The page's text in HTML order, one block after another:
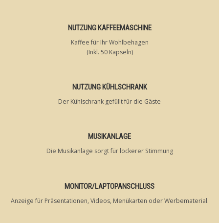
NUTZUNG KAFFEEMASCHINE
Kaffee für Ihr Wohlbehagen
(Inkl. 50 Kapseln)
NUTZUNG KÜHLSCHRANK
Der Kühlschrank gefüllt für die Gäste
MUSIKANLAGE
Die Musikanlage sorgt für lockerer Stimmung
MONITOR/LAPTOPANSCHLUSS
Anzeige für Präsentationen, Videos, Menükarten oder Werbematerial.